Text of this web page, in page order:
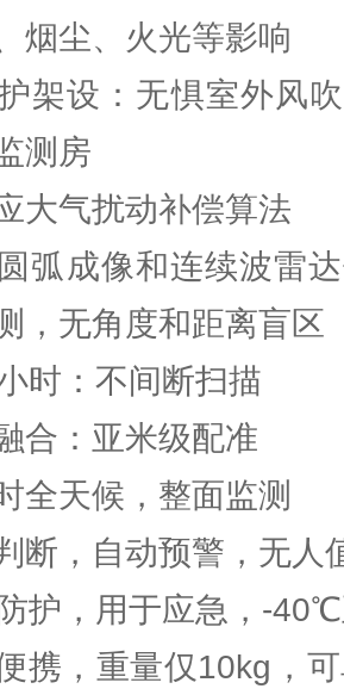
烟尘、火光等影响
设：无惧室外风吹
测房
气扰动补偿算法
成像和连续波雷达
，无角度和距离盲区
：不间断扫描
：亚米级配准
天候，整面监测
，自动预警，无人
，用于应急，-40℃
，重量仅10kg，可